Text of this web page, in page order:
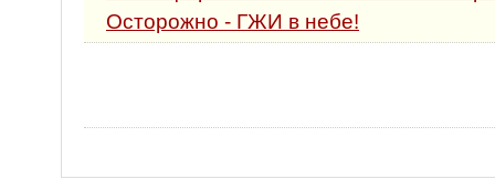
Осторожно - ГЖИ в небе!